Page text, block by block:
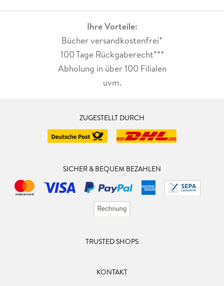
Ihre Vorteile:
Bücher versandkostenfrei*
100 Tage Rückgaberecht***
Abholung in über 100 Filialen
uvm.
ZUGESTELLT DURCH
SICHER & BEQUEM BEZAHLEN
TRUSTED SHOPS
KONTAKT